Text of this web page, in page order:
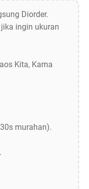
Diorder.
ingin ukuran
Kita, Karna
murahan).